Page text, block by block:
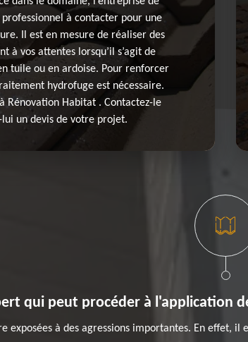
à contacter pour une
Il est en mesure de réaliser des
à vos attentes lorsqu’il s’agit de
tuile ou en ardoise. Pour renforcer
hydrofuge est nécessaire.
Rénovation Habitat . Contactez-le
un devis de votre projet.
qui peut procéder à l'application
exposées à des agressions importantes. En